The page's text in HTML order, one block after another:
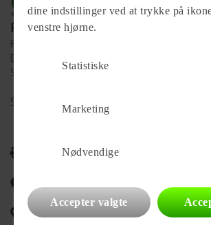
Forhandler
Brønderslev Caravan
Eventyrvej 18-22
9700 Brønderslev
Se alle vogne for forhandleren
Udskriv
Campingvognens placering
dine indstillinger ved at trykke på
venstre hjørne.
Statistiske
Marketing
Nødvendige
Accepter valgte